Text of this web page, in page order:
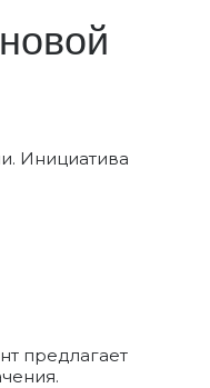
Инициатива
предлагает